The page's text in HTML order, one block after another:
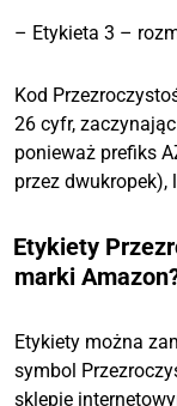
– Etykieta 3 –
Kod
26 cyfr,
ponieważ prefiks
przez dwukropek),
Etykiety
marki
Etykiety można
symbol
sklepie